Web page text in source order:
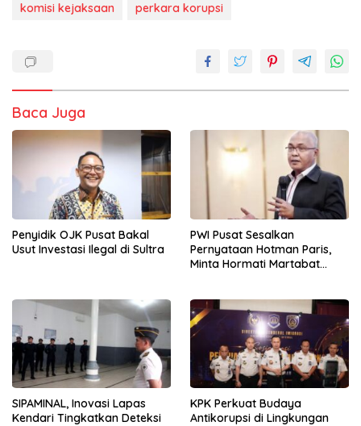
komisi kejaksaan
perkara korupsi
Baca Juga
Penyidik OJK Pusat Bakal
Usut Investasi Ilegal di Sultra
PWI Pusat Sesalkan
Pernyataan Hotman Paris,
Minta Hormati Martabat
SIPAMINAL, Inovasi Lapas
Kendari Tingkatkan Deteksi
KPK Perkuat Budaya
Antikorupsi di Lingkungan